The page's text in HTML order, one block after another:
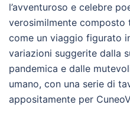
l’avventuroso e celebre
verosimilmente composto
come un viaggio figurato
variazioni suggerite dalla
pandemica e dalle
umano, con una serie di
appositamente per